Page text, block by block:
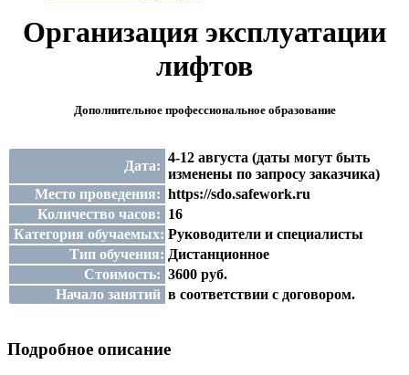
Организация эксплуатации
лифтов
Дополнительное профессиональное образование
Дата:
4-12 августа (даты могут быть
изменены по запросу заказчика)
Место проведения: https://sdo.safework.ru
Количество часов: 16
Категория обучаемых: Руководители и специалисты
Тип обучения: Дистанционное
Стоимость: 3600 руб.
Начало занятий в соответствии с договором.
Подробное описание